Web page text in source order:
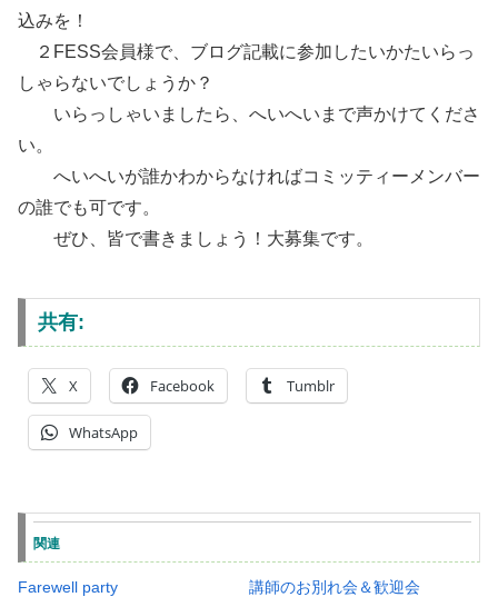
込みを！
２FESS会員様で、ブログ記載に参加したいかたいらっ
しゃらないでしょうか？
いらっしゃいましたら、へいへいまで声かけてくださ
い。
へいへいが誰かわからなければコミッティーメンバー
の誰でも可です。
ぜひ、皆で書きましょう！大募集です。
共有:
X Facebook Tumblr
WhatsApp
関連
Farewell party
講師のお別れ会＆歓迎会